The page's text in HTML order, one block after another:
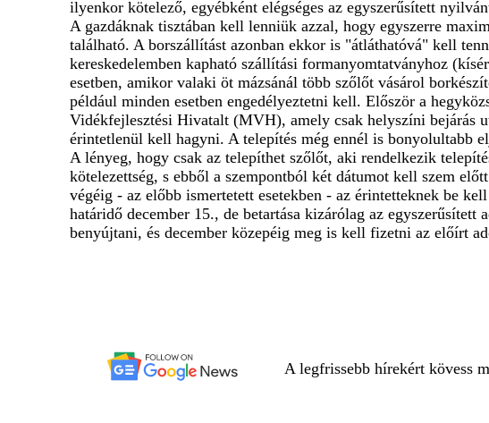
ilyenkor kötelező, egyébként elégséges az egyszerűsített
A gazdáknak tisztában kell lenniük azzal, hogy egyszerre
található. A borszállítást azonban ekkor is "átláthatóvá" kell
kereskedelemben kapható szállítási formanyomtatványhoz
esetben, amikor valaki öt mázsánál több szőlőt vásárol
például minden esetben engedélyeztetni kell. Először a
Vidékfejlesztési Hivatalt (MVH), amely csak helyszíni bejárás
érintetlenül kell hagyni. A telepítés még ennél is bonyolultabb
A lényeg, hogy csak az telepíthet szőlőt, aki rendelkezik
kötelezettség, s ebből a szempontból két dátumot kell szem
végéig - az előbb ismertetett esetekben - az érintetteknek be
határidő december 15., de betartása kizárólag az
benyújtani, és december közepéig meg is kell fizetni az előírt
A legfrissebb hírekért kövess